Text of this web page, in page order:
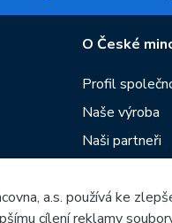
O České
Profil
Naše výroba
Naši partneři
Zprávy
a.s. používá ke
cílení reklamy